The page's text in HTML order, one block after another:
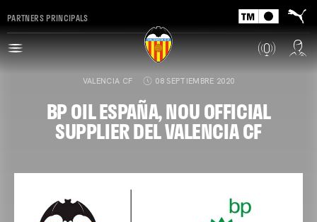
PARTNERS PRINCIPALS
VALENCIA CF 08 SEPTIEMBRE 2020
BP OIL ESPAÑA, NOU OFFICIAL
SUPPLIER DEL VALENCIA CF